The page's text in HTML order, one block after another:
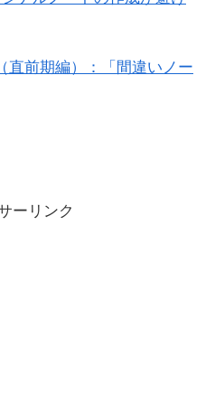
直前期編）：「間違いノー
ーリンク